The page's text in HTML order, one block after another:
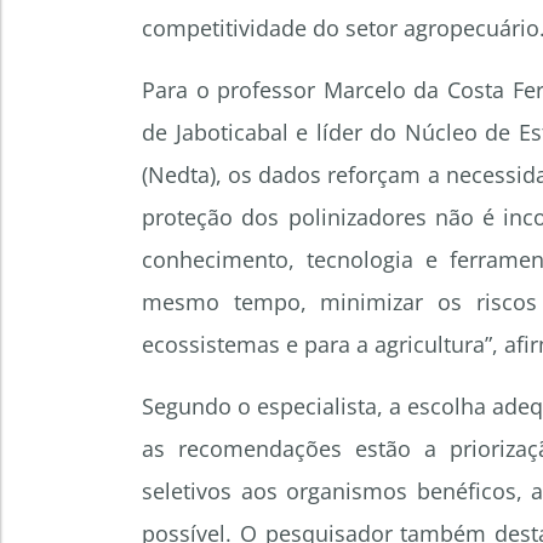
competitividade do setor
Para o professor Marcelo da Costa
de Jaboticabal e líder do Núcleo de
(Nedta), os dados reforçam a
proteção dos polinizadores não é
conhecimento, tecnologia e
mesmo tempo, minimizar os
ecossistemas e para a agricultura”,
Segundo o especialista, a escolha
as recomendações estão a
seletivos aos organismos
possível. O pesquisador também